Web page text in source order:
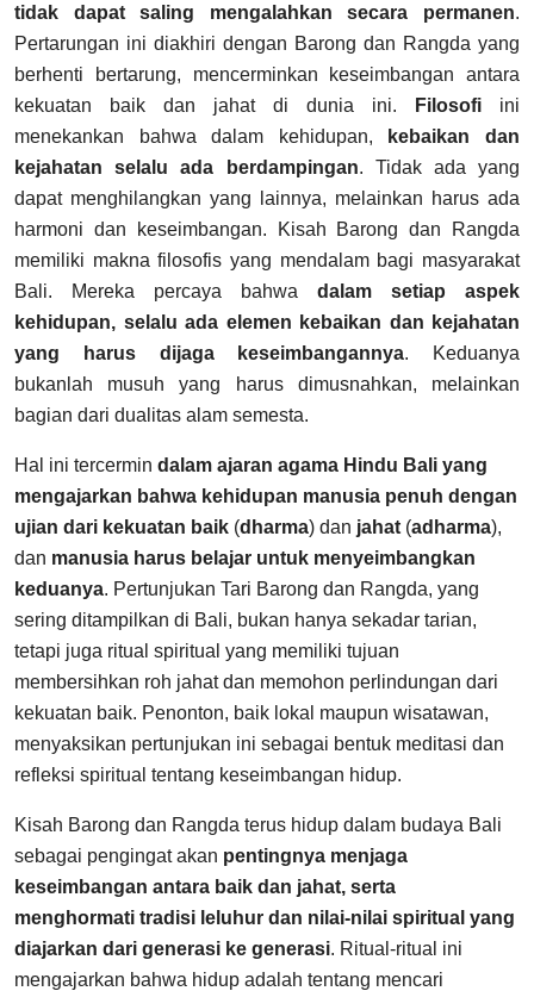
tidak dapat saling mengalahkan secara permanen.
Pertarungan ini diakhiri dengan Barong dan Rangda yang
berhenti bertarung, mencerminkan keseimbangan antara
kekuatan baik dan jahat di dunia ini.
Filosofi ini
menekankan bahwa dalam kehidupan,
kebaikan dan
kejahatan selalu ada berdampingan. Tidak ada yang
dapat menghilangkan yang lainnya, melainkan harus ada
harmoni dan keseimbangan.
Kisah Barong dan Rangda
memiliki makna filosofis yang mendalam bagi masyarakat
Bali. Mereka percaya bahwa dalam setiap aspek
kehidupan, selalu ada elemen kebaikan dan kejahatan
yang harus dijaga keseimbangannya. Keduanya
bukanlah musuh yang harus dimusnahkan, melainkan
bagian dari dualitas alam semesta.
Hal ini tercermin dalam ajaran agama Hindu Bali yang
mengajarkan bahwa kehidupan manusia penuh dengan
ujian dari kekuatan baik (dharma) dan jahat (adharma),
dan manusia harus belajar untuk menyeimbangkan
keduanya. Pertunjukan Tari Barong dan Rangda, yang
sering ditampilkan di Bali, bukan hanya sekadar tarian,
tetapi juga ritual spiritual yang memiliki tujuan
membersihkan roh jahat dan memohon perlindungan dari
kekuatan baik. Penonton, baik lokal maupun wisatawan,
menyaksikan pertunjukan ini sebagai bentuk meditasi dan
refleksi spiritual tentang keseimbangan hidup.
Kisah Barong dan Rangda terus hidup dalam budaya Bali
sebagai pengingat akan pentingnya menjaga
keseimbangan antara baik dan jahat, serta
menghormati tradisi leluhur dan nilai-nilai spiritual yang
diajarkan dari generasi ke generasi. Ritual-ritual ini
mengajarkan bahwa hidup adalah tentang mencari